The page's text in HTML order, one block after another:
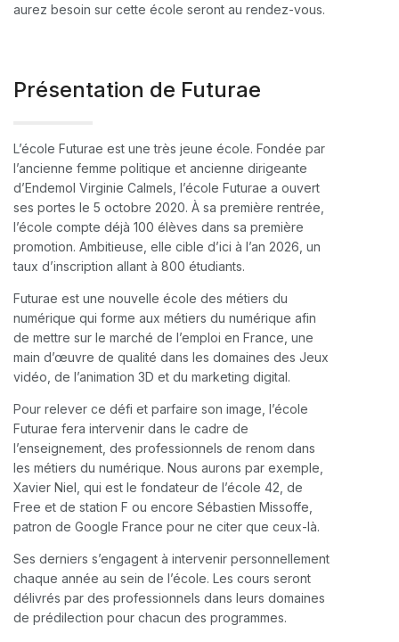
aurez besoin sur cette école seront au rendez-vous.
Présentation de Futurae
L’école Futurae est une très jeune école. Fondée par
l’ancienne femme politique et ancienne dirigeante
d’Endemol Virginie Calmels, l’école Futurae a ouvert
ses portes le 5 octobre 2020. À sa première rentrée,
l’école compte déjà 100 élèves dans sa première
promotion. Ambitieuse, elle cible d’ici à l’an 2026, un
taux d’inscription allant à 800 étudiants.
Futurae est une nouvelle école des métiers du
numérique qui forme aux métiers du numérique afin
de mettre sur le marché de l’emploi en France, une
main d’œuvre de qualité dans les domaines des Jeux
vidéo, de l’animation 3D et du marketing digital.
Pour relever ce défi et parfaire son image, l’école
Futurae fera intervenir dans le cadre de
l’enseignement, des professionnels de renom dans
les métiers du numérique. Nous aurons par exemple,
Xavier Niel, qui est le fondateur de l’école 42, de
Free et de station F ou encore Sébastien Missoffe,
patron de Google France pour ne citer que ceux-là.
Ses derniers s’engagent à intervenir personnellement
chaque année au sein de l’école. Les cours seront
délivrés par des professionnels dans leurs domaines
de prédilection pour chacun des programmes.